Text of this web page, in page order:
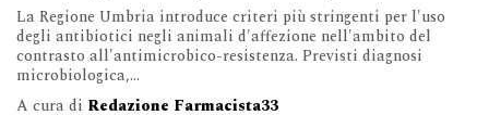
La Regione Umbria introduce criteri più stringenti per l'uso
degli antibiotici negli animali d'affezione nell'ambito del
contrasto all'antimicrobico-resistenza. Previsti diagnosi
microbiologica,...
A cura di Redazione Farmacista33